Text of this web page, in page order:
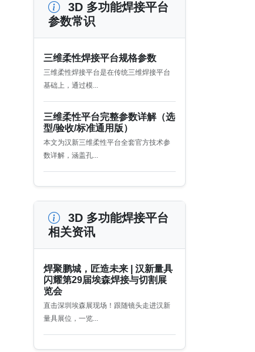
3D 多功能焊接平台
参数常识
三维柔性焊接平台规格参数
三维柔性焊接平台是在传统三维焊接平台
基础上，通过模...
三维柔性平台完整参数详解（选
型/验收/标准通用版）
本文为汉新三维柔性平台全套官方技术参
数详解，涵盖孔...
3D 多功能焊接平台
相关资讯
焊聚鹏城，匠造未来 | 汉新量具
闪耀第29届埃森焊接与切割展
览会
直击深圳埃森展现场！跟随镜头走进汉新
量具展位，一览...